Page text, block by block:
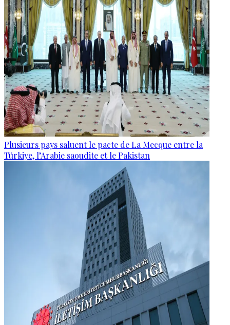
Plusieurs pays saluent le pacte de La Mecque entre la
Türkiye, l’Arabie saoudite et le Pakistan